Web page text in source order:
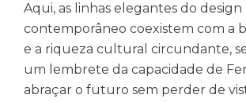
Aqui, as linhas elegantes do design
contemporâneo coexistem com a
e a riqueza cultural circundante,
um lembrete da capacidade de
abraçar o futuro sem perder de